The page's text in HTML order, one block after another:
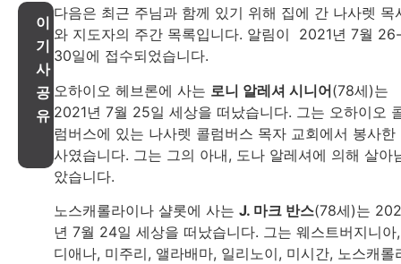
이
기
사
공
유
다음은 최근 주님과 함께 있기 위해 집에 간 나사렛 목
와 지도자의 주간 목록입니다. 알림이 2021년 7월 26-
30일에 접수되었습니다.
오하이오 헤브론에 사는 로니 알레셔 시니어(78세)는
2021년 7월 25일 세상을 떠났습니다. 그는 오하이오
럼버스에 있는 나사렛 콜럼버스 목자 교회에서 봉사한
사였습니다. 그는 그의 아내, 도나 알레셔에 의해 살아
았습니다.
노스캐롤라이나 샬롯에 사는 J. 마크 반스(78세)는
년 7월 24일 세상을 떠났습니다. 그는 웨스트버지니아
디애나, 미주리, 앨라배마, 일리노이, 미시간, 노스캐롤